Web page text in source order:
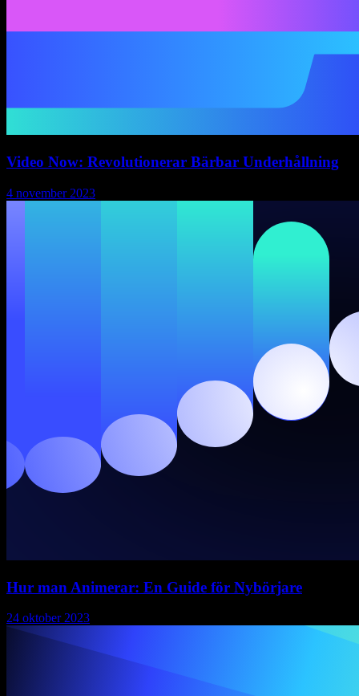
Video Now: Revolutionerar Bärbar Underhållning
4 november 2023
Hur man Animerar: En Guide för Nybörjare
24 oktober 2023